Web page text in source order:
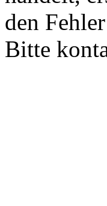
den
Bitte